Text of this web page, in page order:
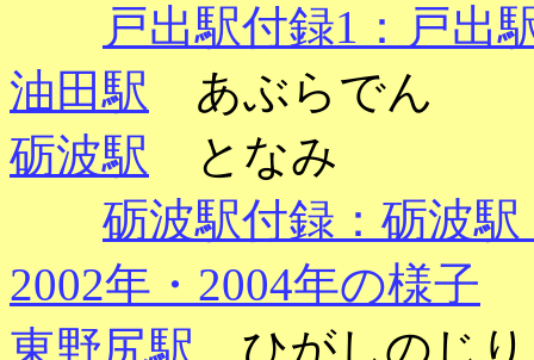
戸出駅付録1：戸出
油田駅 あぶらでん
砺波駅 となみ
砺波駅付録：砺波
2002年・2004年の様子
東野尻駅 ひがしのじり